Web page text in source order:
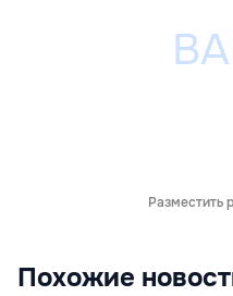
Разместить
Похожие